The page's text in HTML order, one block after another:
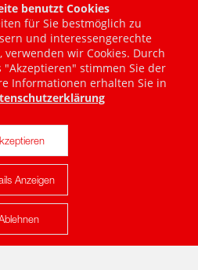
anzeigen
benutzt Cookies
für Sie bestmöglich zu
und interessengerechte
wir Cookies. Durch
"Akzeptieren" stimmen Sie der
Informationen erhalten Sie in
Anzeigen